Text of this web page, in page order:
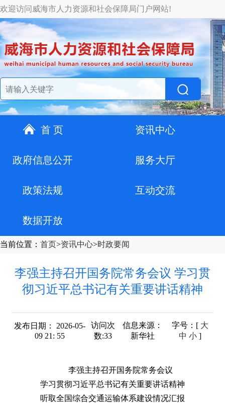
欢迎访问威海市人力资源和社会保障局门户网站!
首 页 资讯中心
政府信息公开 服务大厅
政策法规 互动交流
数据开放
当前位置 ： 首页>资讯中心>时政要闻
李强主持召开国务院常务会议 学习贯
彻习近平总书记有关重要讲话精神
发布日期： 2026-05-
09 21: 55
访问次
数:33
信息来源：
新华社
字号：[ 大
中 小]
李强主持召开国务院常务会议
学习贯彻习近平总书记有关重要讲话精神
听取全国综合交通运输体系建设情况汇报